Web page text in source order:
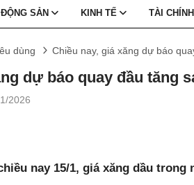
ĐỘNG SẢN KINH TẾ TÀI CHÍNH
dùng Chiều nay, giá xăng dự báo
dự báo quay đầu tăng
2026
nay 15/1, giá xăng dầu